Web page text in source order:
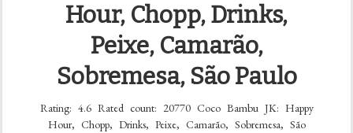
Hour, Chopp, Drinks,
Peixe, Camarão,
Sobremesa, São Paulo
Rating: 4.6 Rated count: 20770 Coco Bambu JK: Happy
Hour, Chopp, Drinks, Peixe, Camarão, Sobremesa, São